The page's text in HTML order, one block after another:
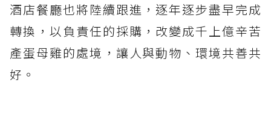
酒店餐廳也將陸續跟進，逐年逐步盡早完成
轉換，以負責任的採購，改變成千上億辛苦
產蛋母雞的處境，讓人與動物、環境共善共
好。